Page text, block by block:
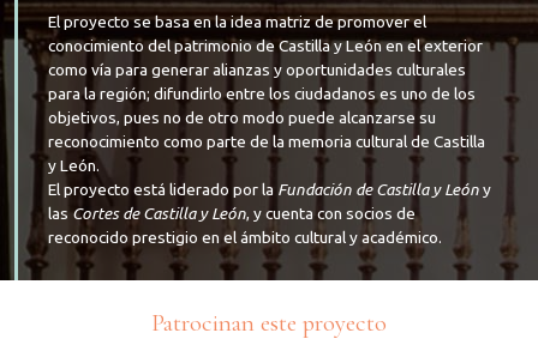
El proyecto se basa en la idea matriz de promover el
conocimiento del patrimonio de Castilla y León en el exterior
como vía para generar alianzas y oportunidades culturales
para la región; difundirlo entre los ciudadanos es uno de los
objetivos, pues no de otro modo puede alcanzarse su
reconocimiento como parte de la memoria cultural de Castilla
y León.
El proyecto está liderado por la Fundación de Castilla y Leóny
lasCortes de Castilla y León, y cuenta con socios de
reconocido prestigio en el ámbito cultural y académico.
Patrocinan este proyecto